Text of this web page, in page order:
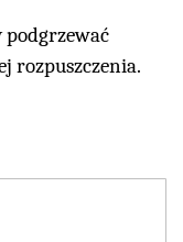
podgrzewać
rozpuszczenia.